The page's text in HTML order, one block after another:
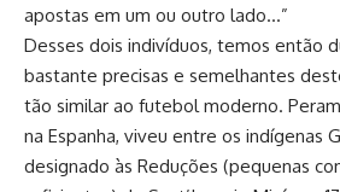
apostas em um ou outro lado…”
Desses dois indivíduos, temos então
bastante precisas e semelhantes
tão similar ao futebol moderno.
na Espanha, viveu entre os indígenas
designado às Reduções (pequenas